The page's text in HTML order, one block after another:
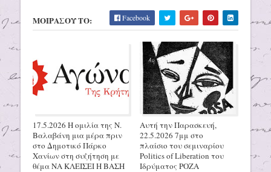
ΜΟΙΡΑΣΟΥ ΤΟ: Facebook
17.5.2026 Η ομιλία της Ν.
Βαλαβάνη μια μέρα πριν
στο Δημοτικό Πάρκο
Χανίων στη συζήτηση με
θέμα ΝΑ ΚΛΕΙΣΕΙ Η ΒΑΣΗ
Αυτή την Παρασκευή,
22.5.2026 7μμ στο
πλαίσιο του σεμιναρίου
Politics of Liberation του
Ιδρύματος ΡΟΖΑ